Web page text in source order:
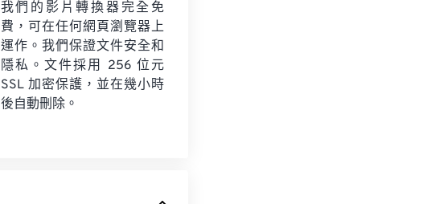
我們的影片轉換器完全免
費，可在任何網頁瀏覽器上
運作。我們保證文件安全和
隱私。文件採用 256 位元
SSL 加密保護，並在幾小時
後自動刪除。